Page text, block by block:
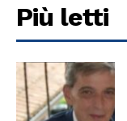
Più letti